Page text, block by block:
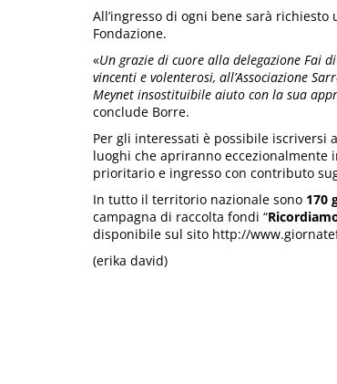
All’ingresso di ogni bene sarà richiesto
Fondazione.
«Un grazie di cuore alla delegazione Fai
vincenti e volenterosi, all’Associazione
Meynet insostituibile aiuto con la sua
conclude Borre.
Per gli interessati è possibile iscriversi
luoghi che apriranno eccezionalmente
prioritario e ingresso con contributo
In tutto il territorio nazionale sono 170
campagna di raccolta fondi “
disponibile sul sito http://
(erika david)